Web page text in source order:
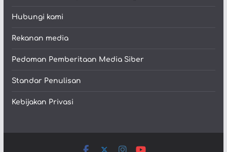
Hubungi kami
Rekanan media
Pedoman Pemberitaan Media Siber
Standar Penulisan
Kebijakan Privasi